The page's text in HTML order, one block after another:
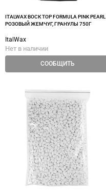
ITALWAX ВОСК TOP FORMULA PINK PEARL
РОЗОВЫЙ ЖЕМЧУГ, ГРАНУЛЫ 750Г
ItalWax
Нет в наличии
СООБЩИТЬ